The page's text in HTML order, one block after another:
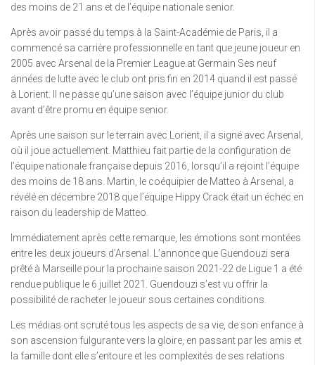
des moins de 21 ans et de l’équipe nationale senior.
Après avoir passé du temps à la Saint-Académie de Paris, il a
commencé sa carrière professionnelle en tant que jeune joueur en
2005 avec Arsenal de la Premier League.at Germain Ses neuf
années de lutte avec le club ont pris fin en 2014 quand il est passé
à Lorient. Il ne passe qu’une saison avec l’équipe junior du club
avant d’être promu en équipe senior.
Après une saison sur le terrain avec Lorient, il a signé avec Arsenal,
où il joue actuellement. Matthieu fait partie de la configuration de
l’équipe nationale française depuis 2016, lorsqu’il a rejoint l’équipe
des moins de 18 ans. Martin, le coéquipier de Matteo à Arsenal, a
révélé en décembre 2018 que l’équipe Hippy Crack était un échec en
raison du leadership de Matteo.
Immédiatement après cette remarque, les émotions sont montées
entre les deux joueurs d’Arsenal. L’annonce que Guendouzi sera
prêté à Marseille pour la prochaine saison 2021-22 de Ligue 1 a été
rendue publique le 6 juillet 2021. Guendouzi s’est vu offrir la
possibilité de racheter le joueur sous certaines conditions.
Les médias ont scruté tous les aspects de sa vie, de son enfance à
son ascension fulgurante vers la gloire, en passant par les amis et
la famille dont elle s’entoure et les complexités de ses relations